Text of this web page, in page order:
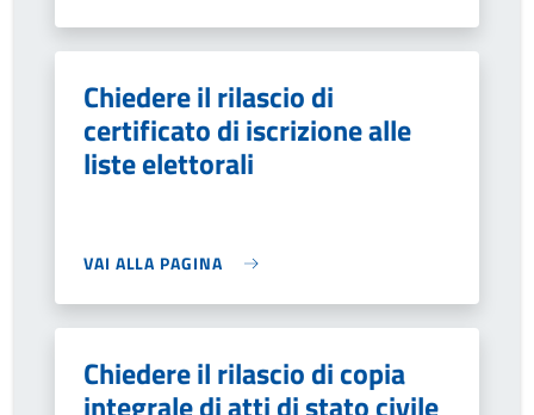
Chiedere il rilascio di
certificato di iscrizione alle
liste elettorali
VAI ALLA PAGINA
Chiedere il rilascio di copia